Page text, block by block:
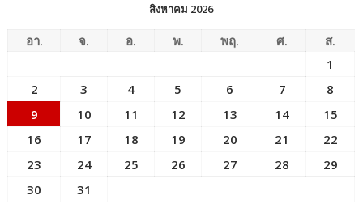
สิงหาคม 2026
อา. จ. อ. พ. พฤ. ศ.
ส.
1
2
3 4 5 6 7
8
9
10 11 12 13 14
15
16
17 18 19 20 21
22
23
24 25 26 27 28
29
30
31